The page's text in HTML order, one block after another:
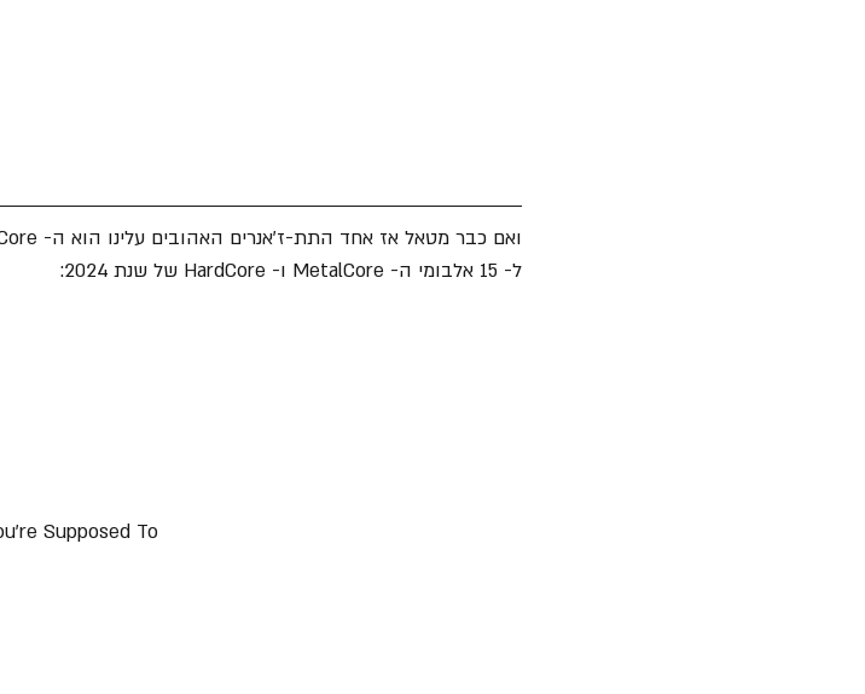
ואם כבר מטאל אז אחד התת-ז'אנרים האהובים עלינו הוא ה- MetalCore, אז קבלו את רשימת מגזין
ל- 15 אלבומי ה- MetalCore ו- HardCore של שנת 2024:
Supposed To